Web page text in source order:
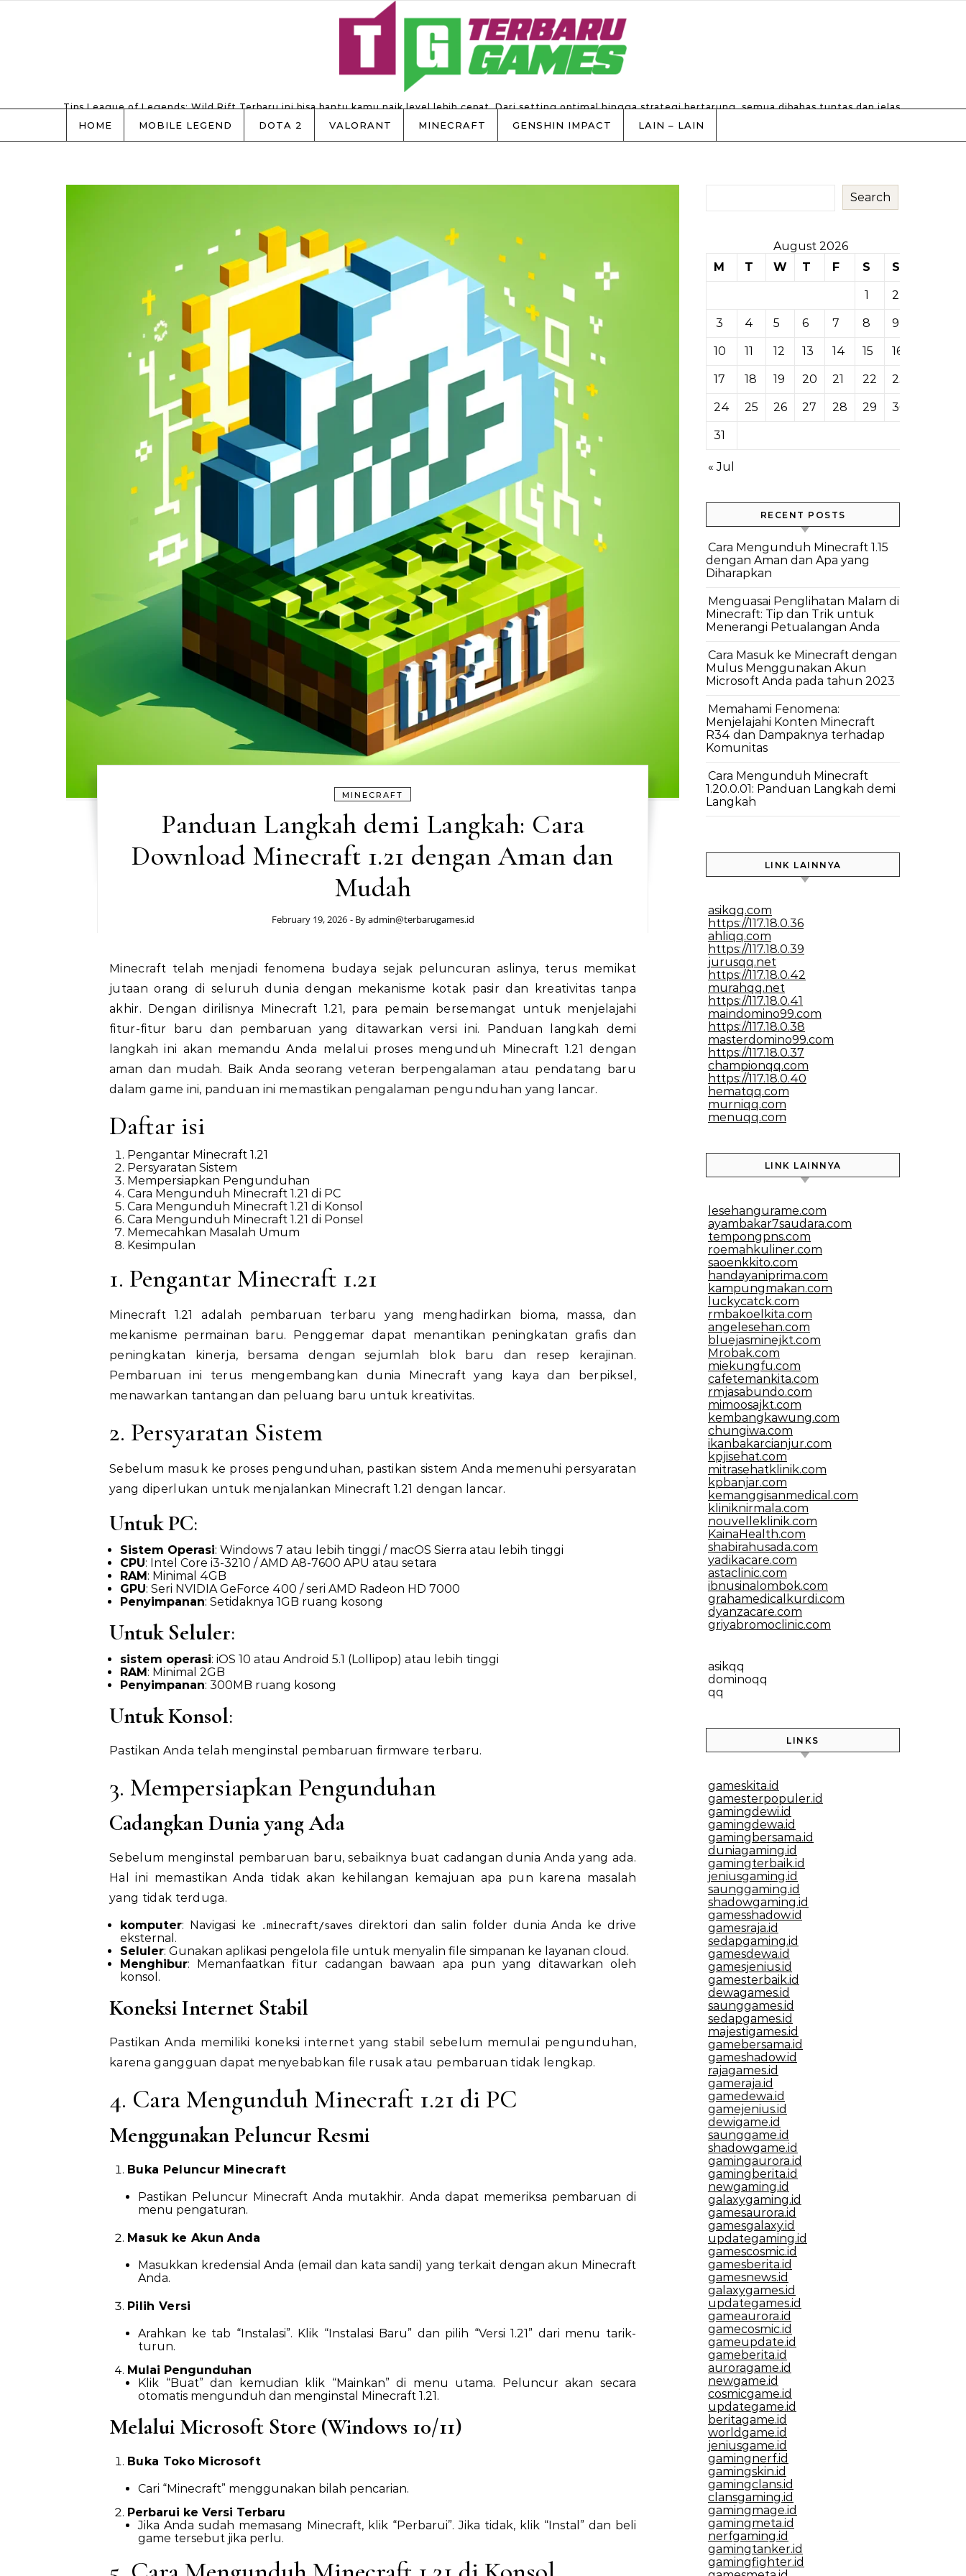
Skip to content
Tips League of Legends: Wild Rift Terbaru ini bisa bantu kamu naik level lebih cepat. Dari setting optimal hingga strategi bertarung, semua dibahas tuntas dan jelas.
HOME MOBILE LEGEND DOTA 2 VALORANT MINECRAFT GENSHIN IMPACT LAIN – LAIN
MINECRAFT
Panduan Langkah demi Langkah: Cara
Download Minecraft 1.21 dengan Aman dan
Mudah
February 19, 2026 - Byadmin@terbarugames.id
Minecraft telah menjadi fenomena budaya sejak peluncuran aslinya, terus memikat
jutaan orang di seluruh dunia dengan mekanisme kotak pasir dan kreativitas tanpa
akhir. Dengan dirilisnya Minecraft 1.21, para pemain bersemangat untuk menjelajahi
fitur-fitur baru dan pembaruan yang ditawarkan versi ini. Panduan langkah demi
langkah ini akan memandu Anda melalui proses mengunduh Minecraft 1.21 dengan
aman dan mudah. Baik Anda seorang veteran berpengalaman atau pendatang baru
dalam game ini, panduan ini memastikan pengalaman pengunduhan yang lancar.
Daftar isi
Pengantar Minecraft 1.21
Persyaratan Sistem
Mempersiapkan Pengunduhan
Cara Mengunduh Minecraft 1.21 di PC
Cara Mengunduh Minecraft 1.21 di Konsol
Cara Mengunduh Minecraft 1.21 di Ponsel
Memecahkan Masalah Umum
Kesimpulan
1. Pengantar Minecraft 1.21
Minecraft 1.21 adalah pembaruan terbaru yang menghadirkan bioma, massa, dan
mekanisme permainan baru. Penggemar dapat menantikan peningkatan grafis dan
peningkatan kinerja, bersama dengan sejumlah blok baru dan resep kerajinan.
Pembaruan ini terus mengembangkan dunia Minecraft yang kaya dan berpiksel,
menawarkan tantangan dan peluang baru untuk kreativitas.
2. Persyaratan Sistem
Sebelum masuk ke proses pengunduhan, pastikan sistem Anda memenuhi persyaratan
yang diperlukan untuk menjalankan Minecraft 1.21 dengan lancar.
Untuk PC:
Sistem Operasi: Windows 7 atau lebih tinggi / macOS Sierra atau lebih tinggi
CPU: Intel Core i3-3210 / AMD A8-7600 APU atau setara
RAM: Minimal 4GB
GPU: Seri NVIDIA GeForce 400 / seri AMD Radeon HD 7000
Penyimpanan: Setidaknya 1GB ruang kosong
Untuk Seluler:
sistem operasi: iOS 10 atau Android 5.1 (Lollipop) atau lebih tinggi
RAM: Minimal 2GB
Penyimpanan: 300MB ruang kosong
Untuk Konsol:
Pastikan Anda telah menginstal pembaruan firmware terbaru.
3. Mempersiapkan Pengunduhan
Cadangkan Dunia yang Ada
Sebelum menginstal pembaruan baru, sebaiknya buat cadangan dunia Anda yang ada.
Hal ini memastikan Anda tidak akan kehilangan kemajuan apa pun karena masalah
yang tidak terduga.
komputer: Navigasi ke .minecraft/saves direktori dan salin folder dunia Anda ke drive
eksternal.
Seluler: Gunakan aplikasi pengelola file untuk menyalin file simpanan ke layanan cloud.
Menghibur: Memanfaatkan fitur cadangan bawaan apa pun yang ditawarkan oleh
konsol.
Koneksi Internet Stabil
Pastikan Anda memiliki koneksi internet yang stabil sebelum memulai pengunduhan,
karena gangguan dapat menyebabkan file rusak atau pembaruan tidak lengkap.
4. Cara Mengunduh Minecraft 1.21 di PC
Menggunakan Peluncur Resmi
Buka Peluncur Minecraft
Pastikan Peluncur Minecraft Anda mutakhir. Anda dapat memeriksa pembaruan di
menu pengaturan.
Masuk ke Akun Anda
Masukkan kredensial Anda (email dan kata sandi) yang terkait dengan akun Minecraft
Anda.
Pilih Versi
Arahkan ke tab “Instalasi”. Klik “Instalasi Baru” dan pilih “Versi 1.21” dari menu tarik-
turun.
Mulai Pengunduhan
Klik “Buat” dan kemudian klik “Mainkan” di menu utama. Peluncur akan secara
otomatis mengunduh dan menginstal Minecraft 1.21.
Melalui Microsoft Store (Windows 10/11)
Buka Toko Microsoft
Cari “Minecraft” menggunakan bilah pencarian.
Perbarui ke Versi Terbaru
Jika Anda sudah memasang Minecraft, klik “Perbarui”. Jika tidak, klik “Instal” dan beli
game tersebut jika perlu.
Search
August 2026
M
T W T F S S
1 2
3 4 5 6 7 8 9
10 11 12 13 14 15 16
17 18 19 20 21 22 23
24 25 26 27 28 29 30
31
« Jul
RECENT POSTS
Cara Mengunduh Minecraft 1.15
dengan Aman dan Apa yang
Diharapkan
Menguasai Penglihatan Malam di
Minecraft: Tip dan Trik untuk
Menerangi Petualangan Anda
Cara Masuk ke Minecraft dengan
Mulus Menggunakan Akun
Microsoft Anda pada tahun 2023
Memahami Fenomena:
Menjelajahi Konten Minecraft
R34 dan Dampaknya terhadap
Komunitas
Cara Mengunduh Minecraft
1.20.0.01: Panduan Langkah demi
Langkah
LINK LAINNYA
asikqq.com
https://117.18.0.36
ahliqq.com
https://117.18.0.39
jurusqq.net
https://117.18.0.42
murahqq.net
https://117.18.0.41
maindomino99.com
https://117.18.0.38
masterdomino99.com
https://117.18.0.37
championqq.com
https://117.18.0.40
hematqq.com
murniqq.com
menuqq.com
LINK LAINNYA
lesehangurame.com
ayambakar7saudara.com
tempongpns.com
roemahkuliner.com
saoenkkito.com
handayaniprima.com
kampungmakan.com
luckycatck.com
rmbakoelkita.com
angelesehan.com
bluejasminejkt.com
Mrobak.com
miekungfu.com
cafetemankita.com
rmjasabundo.com
mimoosajkt.com
kembangkawung.com
chungiwa.com
ikanbakarcianjur.com
kpjisehat.com
mitrasehatklinik.com
kpbanjar.com
kemanggisanmedical.com
kliniknirmala.com
nouvelleklinik.com
KainaHealth.com
shabirahusada.com
yadikacare.com
astaclinic.com
ibnusinalombok.com
grahamedicalkurdi.com
dyanzacare.com
griyabromoclinic.com
asikqq
dominoqq
qq
LINKS
gameskita.id
gamesterpopuler.id
gamingdewi.id
gamingdewa.id
gamingbersama.id
duniagaming.id
gamingterbaik.id
jeniusgaming.id
saunggaming.id
shadowgaming.id
gamesshadow.id
gamesraja.id
sedapgaming.id
gamesdewa.id
gamesjenius.id
gamesterbaik.id
dewagames.id
saunggames.id
sedapgames.id
majestigames.id
gamebersama.id
gameshadow.id
rajagames.id
gameraja.id
gamedewa.id
gamejenius.id
dewigame.id
saunggame.id
shadowgame.id
gamingaurora.id
gamingberita.id
newgaming.id
galaxygaming.id
gamesaurora.id
gamesgalaxy.id
updategaming.id
gamescosmic.id
gamesberita.id
gamesnews.id
galaxygames.id
updategames.id
gameaurora.id
gamecosmic.id
gameupdate.id
gameberita.id
auroragame.id
newgame.id
cosmicgame.id
updategame.id
beritagame.id
worldgame.id
jeniusgame.id
gamingnerf.id
gamingskin.id
gamingclans.id
clansgaming.id
gamingmage.id
gamingmeta.id
nerfgaming.id
gamingtanker.id
gamingfighter.id